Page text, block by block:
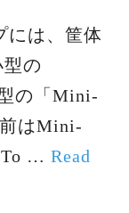
には、筐体
の
の「Mini-
はMini-
To … Read